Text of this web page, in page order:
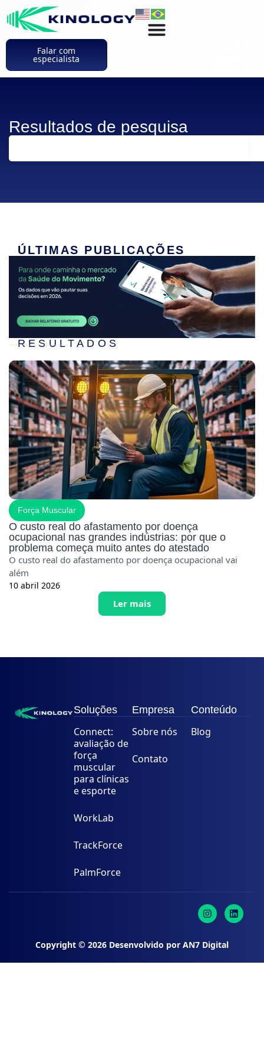
Falar com
especialista
Resultados de pesquisa
ÚLTIMAS PUBLICAÇÕES
RESULTADOS
Força Muscular
O custo real do afastamento por doença
ocupacional nas grandes indústrias: por que o
problema começa muito antes do atestado
O custo real do afastamento por doença ocupacional vai
além
10 abril 2026
Ler mais
Soluções
Connect:
avaliação de
força
muscular
para clínicas
e esporte
WorkLab
TrackForce
PalmForce
Empresa
Sobre nós
Contato
Conteúdo
Blog
Copyright © 2026 Desenvolvido por AN7 Digital